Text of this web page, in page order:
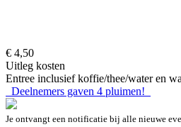
€ 4,50
Uitleg kosten
Entree inclusief koffie/thee/water en
Deelnemers gaven 4 pluimen!
Je ontvangt een notificatie bij alle nieuwe